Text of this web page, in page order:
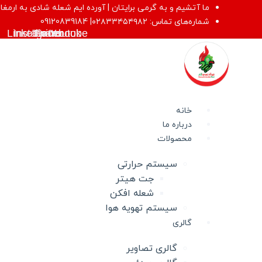
ما آتشیم و به گرمی برایتان | آورده ایم شعله شادی به
شماره‌های تماس: ۰۲۸۳۳۴۵۴۹۸۲| 09120839184
Youtube
Facebook
Twitter
Instagram
Linkedin
خانه
درباره ما
محصولات
سیستم حرارتی
جت هیتر
شعله افکن
سیستم تهویه هوا
گالری
گالری تصاویر